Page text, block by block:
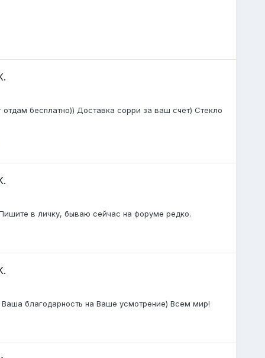
бесплатно)) Доставка сорри за ваш счёт) Стекло
в личку, бываю сейчас на форуме редко.
благодарность на Ваше усмотрение) Всем мир!